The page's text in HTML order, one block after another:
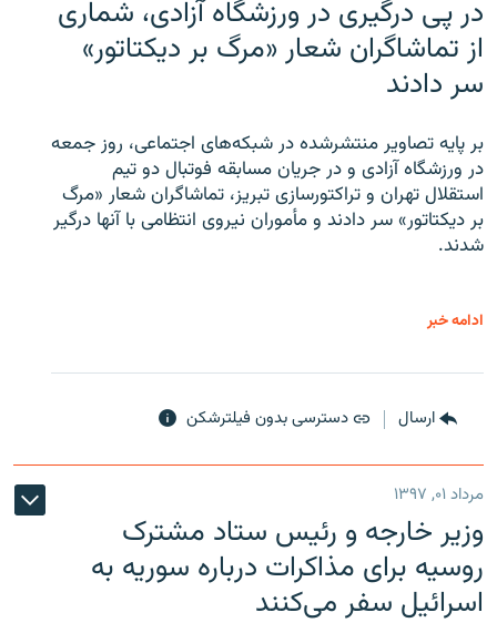
در پی درگیری در ورزشگاه آزادی، شماری
از تماشاگران شعار «مرگ بر دیکتاتور»
سر دادند
بر پایه تصاویر منتشرشده در شبکه‌های اجتماعی، روز جمعه
در ورزشگاه آزادی و در جریان مسابقه فوتبال دو تیم
استقلال تهران و تراکتورسازی تبریز، تماشاگران شعار «مرگ
بر دیکتاتور» سر دادند و مأموران نیروی انتظامی با آنها درگیر
شدند.
ادامه خبر
ارسال دسترسی بدون فیلترشکن
مرداد ۰۱, ۱۳۹۷
وزیر خارجه و رئیس‌ ستاد مشترک
روسیه برای مذاکرات درباره سوریه به
اسرائیل سفر می‌کنند